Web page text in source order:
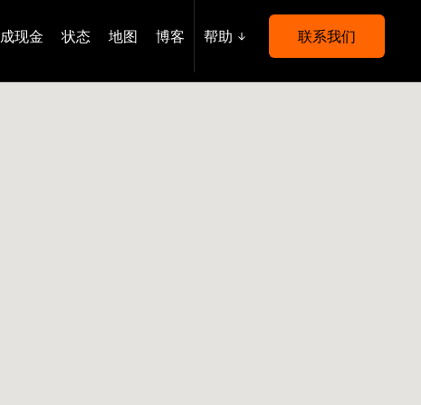
现金 状态 地图 博客 帮助 联系我们